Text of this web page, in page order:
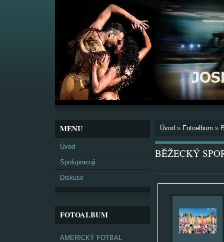
MENU
Úvod
Spolupracuji
Diskuse
FOTOALBUM
AMERICKÝ FOTBAL
Úvod » Fotoalbum »
BĚŽECKÝ